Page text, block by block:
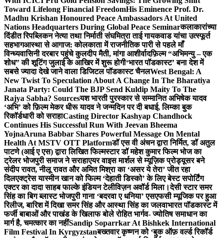
Toward Lifelong Financial FreedomHis Eminence Prof. Dr.
Madhu Krishan Honoured Peace Ambassadors At United
Nations Headquarters During Global Peace Seminarकलाकारांच्या
दिंडीत रिपब्लिकन नेत्या तथा निर्माती संघमित्रा ताई गायकवाड यांचा उत्स्फूर्त
सहभागआस्था से आगाज: कोलकाता में राजनीतिक पारी से पहले माँ
विन्ध्यवासिनी दरबार पहुंचे कुलदीप मैती, मांगा आशीर्वादफ़िल्म “अभिमन्यु – एक
शोध” की शूटिंग जुलाई के आखिर में शुरू होगी‘भारत पॉडकास्ट’ बना देश में
सबसे ज्यादा देखे जाने वाला डिजिटल पॉडकास्ट चैनलWest Bengal: A
New Twist To Speculation About A Change In The Bharatiya
Janata Party: Could The BJP Send Kuldip Maity To The
Rajya Sabha? Sourcesयश भारती पुरस्कार से सम्मानित अभिषेक यादव
‘अभि’ को फ़िल्म मेकर धीरू यादव ने जन्मदिन पर दी बधाई, लिम्का बुक
रिकॉर्डधारी को सराहाCasting Director Kashyap Chandhock
Continues His Successful Run With Jeevan Bheema
YojnaAruna Babbar Shares Powerful Message On Mental
Health At MSTV OTT Platformडॉ एस वी अंचन द्वारा निर्मित, डॉ अतुल
पाटणे (आई ए एस) द्वारा लिखित फिल्मस्टार डॉ महेश कुमार फिल्म भोज का
ट्रेलर भोजपुरी समाज ने सराहाएयर वाइस मार्शल से म्यूज़िक प्रोड्यूसर बने
संदीप रावत, नीलू रावत और अमित मिश्रा का ‘असर ये तेरा’ जीत रहा
दिलएक्ट्रेस यास्मीन खान को फिल्म ‘देहाती डिस्को’ के लिए बेस्ट सपोर्टिंग
एक्टर का दादा साहब फाल्के इंडियन टेलीविज़न अवॉर्ड मिला।देसी स्टार समर
सिंह का बिग ब्लास्ट भोजपुरी गाना ‘बदरवा ए धनिया’ एसएफसी म्यूजिक पर हुआ
रिलीज, बारिश में दिखा समर सिंह और आस्था सिंह का जलवाभारत पॉडकास्ट में
फर्जी बाबाओं और पाखंड के खिलाफ बोले रोहित भार्गव- ज्योतिष समाधान का
मार्ग है, चमत्कार का नहींSandip Soparrkar At Bishkek International
Film Festival In Kyrgyzstanबख्तवार कृष्णन को ‘बुक ऑफ़ वर्ल्ड रिकॉर्ड